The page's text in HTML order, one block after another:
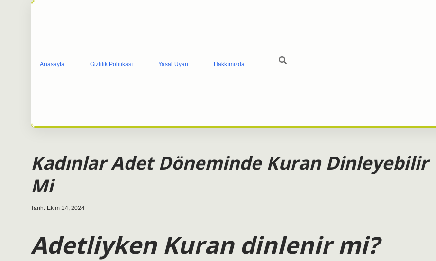
Anasayfa Gizlilik Politikası Yasal Uyarı Hakkımızda
Kadınlar Adet Döneminde Kuran Dinleyebilir
Mi
Tarih: Ekim 14, 2024
Adetliyken Kuran dinlenir mi?